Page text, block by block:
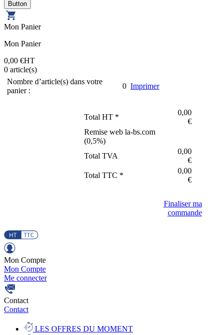
Mon Panier
Mon Panier
0,00 €HT
0 article(s)
Nombre d’article(s) dans votre
panier :
0 Imprimer
Total HT *
0,00
€
Remise web la-bs.com
(0,5%)
Total TVA
0,00
€
Total TTC *
0,00
€
Finaliser ma
commande
Mon Compte
Mon Compte
Me connecter
Contact
Contact
LES OFFRES DU MOMENT